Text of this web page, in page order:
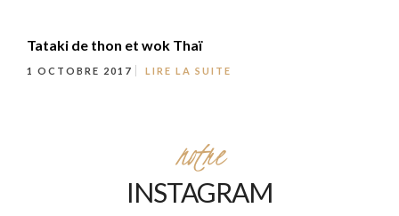
Tataki de thon et wok Thaï
1 OCTOBRE 2017 LIRE LA SUITE
notre
INSTAGRAM